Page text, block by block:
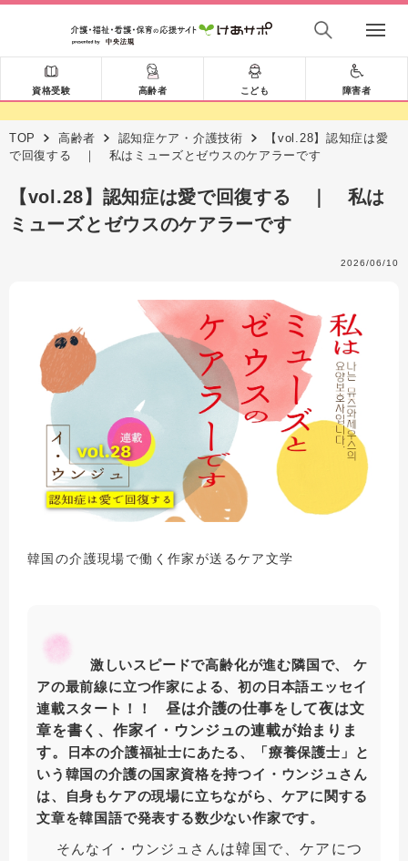
資格受験 高齢者 こども 障害者
TOP 高齢者 認知症ケア・介護技術
【vol.28】認知症は愛
で回復する ｜ 私はミューズとゼウスのケアラーです
【vol.28】認知症は愛で回復する ｜ 私は
ミューズとゼウスのケアラーです
2026/06/10
韓国の介護現場で働く作家が送るケア文学
激しいスピードで高齢化が進む隣国で、 ケ
アの最前線に立つ作家による、初の日本語エッセイ
連載スタート！！昼は介護の仕事をして夜は文
章を書く、作家イ・ウンジュの連載が始まりま
す。
日本の介護福祉士にあたる、「療養保護士」と
いう韓国の介護の国家資格を持つイ・ウンジュさん
は、自身もケアの現場に立ちながら、ケアに関する
文章を韓国語で発表する数少ない作家です。
そんなイ・ウンジュさんは韓国で、ケアにつ